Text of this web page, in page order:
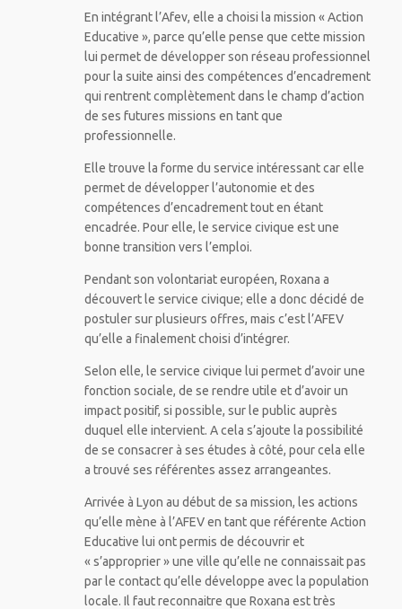
En intégrant l’Afev, elle a choisi la mission « Action
Educative », parce qu’elle pense que cette mission
lui permet de développer son réseau professionnel
pour la suite ainsi des compétences d’encadrement
qui rentrent complètement dans le champ d’action
de ses futures missions en tant que
professionnelle.
Elle trouve la forme du service intéressant car elle
permet de développer l’autonomie et des
compétences d’encadrement tout en étant
encadrée. Pour elle, le service civique est une
bonne transition vers l’emploi.
Pendant son volontariat européen, Roxana a
découvert le service civique; elle a donc décidé de
postuler sur plusieurs offres, mais c’est l’AFEV
qu’elle a finalement choisi d’intégrer.
Selon elle, le service civique lui permet d’avoir une
fonction sociale, de se rendre utile et d’avoir un
impact positif, si possible, sur le public auprès
duquel elle intervient. A cela s’ajoute la possibilité
de se consacrer à ses études à côté, pour cela elle
a trouvé ses référentes assez arrangeantes.
Arrivée à Lyon au début de sa mission, les actions
qu’elle mène à l’AFEV en tant que référente Action
Educative lui ont permis de découvrir et
« s’approprier » une ville qu’elle ne connaissait pas
par le contact qu’elle développe avec la population
locale. Il faut reconnaitre que Roxana est très